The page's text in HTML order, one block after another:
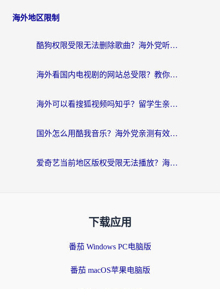
海外地区限制
酷狗权限受限无法删除歌曲？海外党听国内音乐的终极解决方案来了
海外看国内电视剧的网站总受限？教你选对回国加速器，轻松追热剧
海外可以看搜狐视频吗知乎？留学生亲测有效的回国加速器选择指南
国外怎么用酷我音乐？海外党亲测有效的回国加速方案，附千千音乐中文歌收听指南
爱奇艺当前地区版权受限无法播放？海外党追剧看电影的终极解决方案来了
下载应用
番茄 Windows PC电脑版
番茄 macOS苹果电脑版